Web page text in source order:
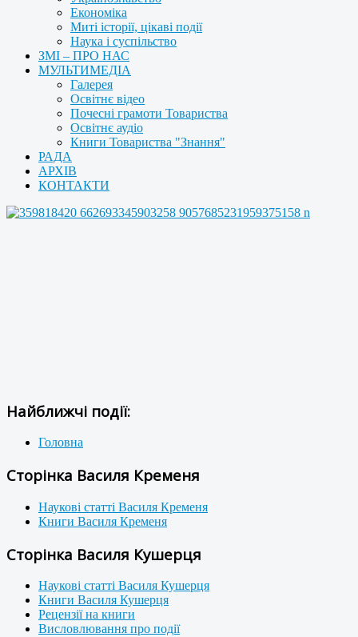
Економіка
Миті історії, цікаві події
Наука і суспільство
ЗМІ – ПРО НАС
МУЛЬТИМЕДІА
Галерея
Освітнє відео
Почесні грамоти Товариства
Освітнє аудіо
Книги Товариства "Знання"
РАДА
АРХІВ
КОНТАКТИ
Найближчі події:
Головна
Сторінка Василя Кременя
Наукові статті Василя Кременя
Книги Василя Кременя
Сторінка Василя Кушерця
Наукові статті Василя Кушерця
Книги Василя Кушерця
Рецензії на книги
Висловлювання про події